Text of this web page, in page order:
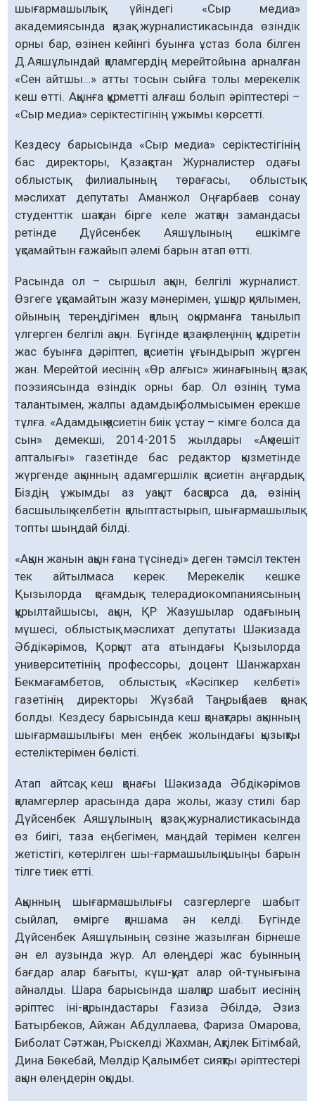
шығармашылық үйіндегі «Сыр медиа»
академиясында қазақ журналистикасында өзіндік
орны бар, өзінен кейінгі буынға ұстаз бола білген
Д.Аяшұлындай қаламгердің мерейтойына арналған
«Сен айтшы…» атты тосын сыйға толы мерекелік
кеш өтті. Ақынға құрметті алғаш болып әріптестері –
«Сыр медиа» серіктестігінің ұжымы көрсетті.
Кездесу барысында «Сыр медиа» серіктестігінің
бас директоры, Қазақстан Журналистер одағы
облыстық филиалының төрағасы, облыстық
мәслихат депутаты Аманжол Оңғарбаев сонау
студенттік шақтан бірге келе жатқан замандасы
ретінде Дүйсенбек Аяшұлының ешкімге
ұқсамайтын ғажайып әлемі барын атап өтті.
Расында ол – сыршыл ақын, белгілі журналист.
Өзгеге ұқсамайтын жазу мәнерімен, ұшқыр қиялымен,
ойының тереңдігімен қалың оқырманға танылып
үлгерген белгілі ақын. Бүгінде қазақ өлеңінің құдіретін
жас буынға дәріптеп, қасиетін ұғындырып жүрген
жан. Мерейтой иесінің «Өр алғыс» жинағының қазақ
поэзиясында өзіндік орны бар. Ол өзінің тума
талантымен, жалпы адамдық болмысымен ерекше
тұлға. «Адамдық қасиетін биік ұстау – кімге болса да
сын» демекші, 2014-2015 жылдары «Ақмешіт
апталығы» газетінде бас редактор қызметінде
жүргенде ақынның адамгершілік қасиетін аңғардық.
Біздің ұжымды аз уақыт басқарса да, өзінің
басшылық келбетін қалыптастырып, шығармашылық
топты шыңдай білді.
«Ақын жанын ақын ғана түсінеді» деген тәмсіл тектен
тек айтылмаса керек. Мерекелік кешке
Қызылорда қоғамдық телерадиокомпаниясының
құрылтайшысы, ақын, ҚР Жазушылар одағының
мүшесі, облыстық мәслихат депутаты Шәкизада
Әбдікәрімов, Қорқыт ата атындағы Қызылорда
университетінің профессоры, доцент Шанжархан
Бекмағамбетов, облыстық «Кәсіпкер келбеті»
газетінің директоры Жүзбай Таңрықбаев қонақ
болды. Кездесу барысында кеш қонақтары ақынның
шығармашылығы мен еңбек жолындағы қызықты
естеліктерімен бөлісті.
Атап айтсақ, кеш қонағы Шәкизада Әбдікәрімов
қаламгерлер арасында дара жолы, жазу стилі бар
Дүйсенбек Аяшұлының қазақ журналистикасында
өз биігі, таза еңбегімен, маңдай терімен келген
жетістігі, көтерілген шы-ғармашылық шыңы барын
тілге тиек етті.
Ақынның шығармашылығы сазгерлерге шабыт
сыйлап, өмірге қаншама ән келді. Бүгінде
Дүйсенбек Аяшұлының сөзіне жазылған бірнеше
ән ел аузында жүр. Ал өлеңдері жас буынның
бағдар алар бағыты, күш-қуат алар ой-тұнығына
айналды. Шара барысында шалқар шабыт иесінің
әріптес іні-қарындастары Ғазиза Әбілдә, Әзиз
Батырбеков, Айжан Абдуллаева, Фариза Омарова,
Биболат Сәтжан, Рыскелді Жахман, Ақтілек Бітімбай,
Дина Бөкебай, Мөлдір Қалымбет сияқты әріптестері
ақын өлеңдерін оқыды.